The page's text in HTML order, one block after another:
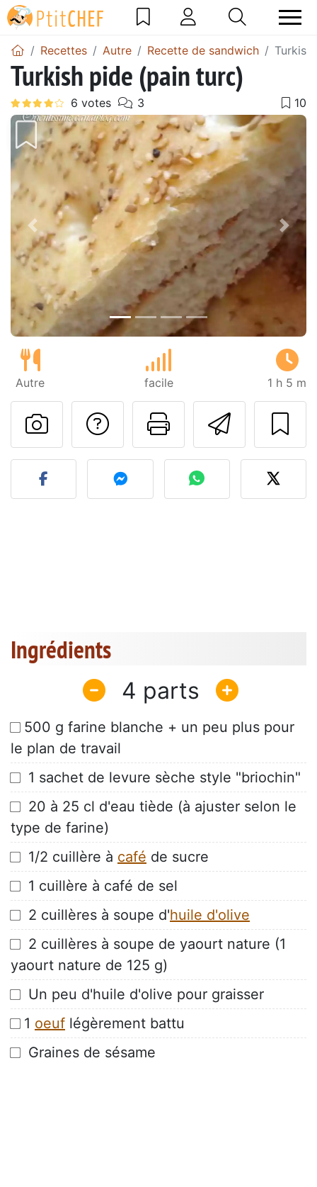
Recettes Autre Recette de sandwich
Turkish pide (pain turc)
Précédent
Autre facile 1 h 5 m
Imprimer
Poser une
Publier votre photo de
Ingrédients
4
500 g farine blanche + un peu plus pour
le plan de travail
1 sachet de levure sèche style "briochin"
20 à 25 cl d'eau tiède (à ajuster selon le
type de farine)
1/2 cuillère à café de sucre
1 cuillère à café de sel
2 cuillères à soupe d'huile d'olive
2 cuillères à soupe de yaourt nature (1
yaourt nature de 125 g)
Un peu d'huile d'olive pour graisser
1 oeuf légèrement battu
Graines de sésame